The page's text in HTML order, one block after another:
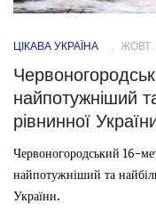
ЦІКАВА УКРАЇНА ЖОВТ.
найпотужніший
рівнинної
Червоногородський 16-
найпотужніший та
України.